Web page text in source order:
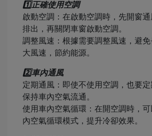
1️⃣正確使用空調
啟動空調：在啟動空調時，先開窗
排出，再關閉車窗啟動空調。
調整風速：根據需要調整風速，避
大風速，節約能源。
2️⃣車內通風
定期通風：即使不使用空調，也要定
保持車內空氣流通。
使用車內空氣循環：在開空調時，
內空氣循環模式，提升冷卻效果。